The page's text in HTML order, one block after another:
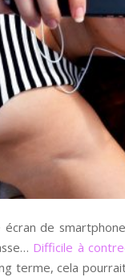
de
Difficile à
terme, cela